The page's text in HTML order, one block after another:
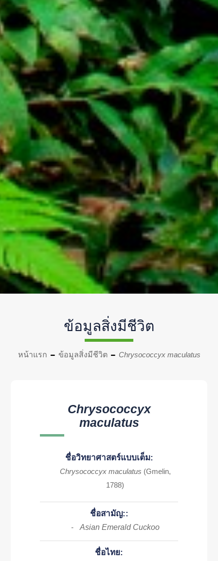
ข้อมูลสิ่งมีชีวิต
หน้าแรก ข้อมูลสิ่งมีชีวิต Chrysococcyx maculatus
Chrysococcyx
maculatus
ชื่อวิทยาศาสตร์แบบเต็ม:
Chrysococcyx maculatus (Gmelin,
1788)
ชื่อสามัญ::
- Asian Emerald Cuckoo
ชื่อไทย: